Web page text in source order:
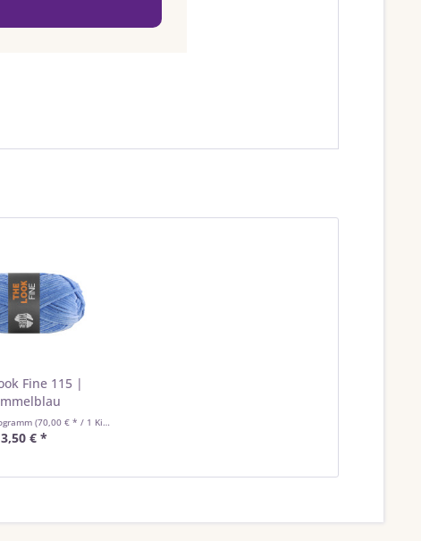
Fine 115 |
(70,00 € * / 1 Kilogramm)
3,50 € *